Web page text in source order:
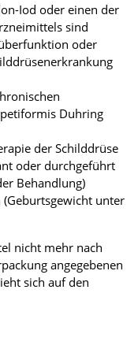
Iod oder einen der
sind
oder
Duhring
der Schilddrüse
oder durchgeführt
Behandlung)
unter
nicht mehr nach
angegebenen
sich auf den